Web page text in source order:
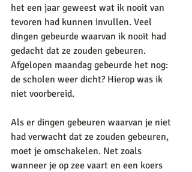
het een jaar geweest wat ik nooit van
tevoren had kunnen invullen. Veel
dingen gebeurde waarvan ik nooit had
gedacht dat ze zouden gebeuren.
Afgelopen maandag gebeurde het nog:
de scholen weer dicht? Hierop was ik
niet voorbereid.
Als er dingen gebeuren waarvan je niet
had verwacht dat ze zouden gebeuren,
moet je omschakelen. Net zoals
wanneer je op zee vaart en een koers